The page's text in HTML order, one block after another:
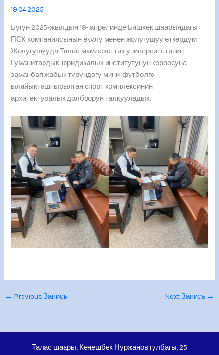
19.04.2025
Бүгүн 2025-жылдын 19- апрелинде Бишкек шаарындагы
ПСК компаниясынын өкүлү менен жолугушуу өткөрдүм.
Жолугушууда Талас мамлекеттик университетинин
Гуманитардык-юридикалык институтунун короосуна
заманбап жабык түрүндөгү мини-футболго
ылайыкташтырылган спорт комплексинин
архитектуралык долбоорун талкууладык.
← Previous Запись Next Запись →
Талас шаары, Кеңешбек Нуржанов гүлбагы, 25